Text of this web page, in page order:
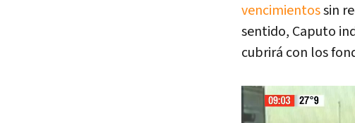
vencimientossin
sentido, Caputo
cubrirá con los